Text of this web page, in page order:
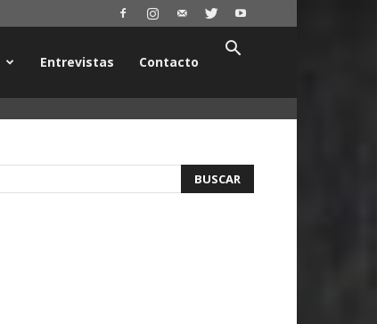
Entrevistas Contacto